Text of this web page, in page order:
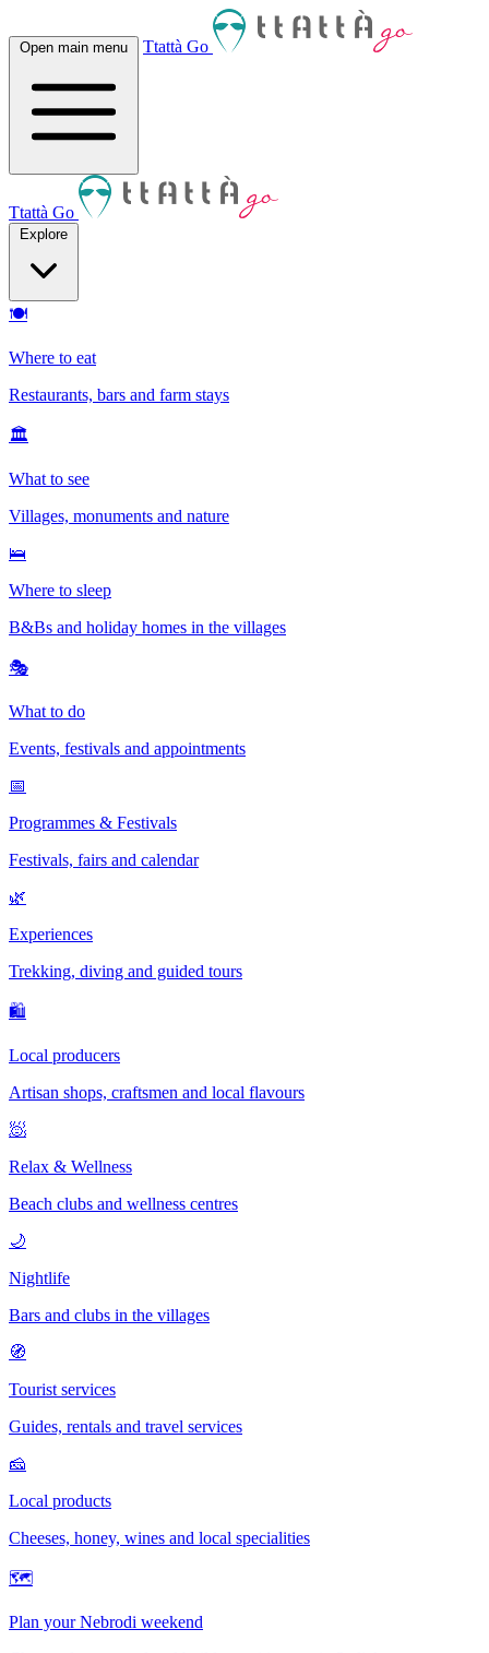
Open main menu Ttattà Go
Ttattà Go
Explore
🍽
Where to eat
Restaurants, bars and farm stays
🏛
What to see
Villages, monuments and nature
🛌
Where to sleep
B&Bs and holiday homes in the villages
🎭
What to do
Events, festivals and appointments
📅
Programmes & Festivals
Festivals, fairs and calendar
🌿
Experiences
Trekking, diving and guided tours
🛍
Local producers
Artisan shops, craftsmen and local flavours
🧖
Relax & Wellness
Beach clubs and wellness centres
🌙
Nightlife
Bars and clubs in the villages
🧭
Tourist services
Guides, rentals and travel services
🧀
Local products
Cheeses, honey, wines and local specialities
🗺
Plan your Nebrodi weekend